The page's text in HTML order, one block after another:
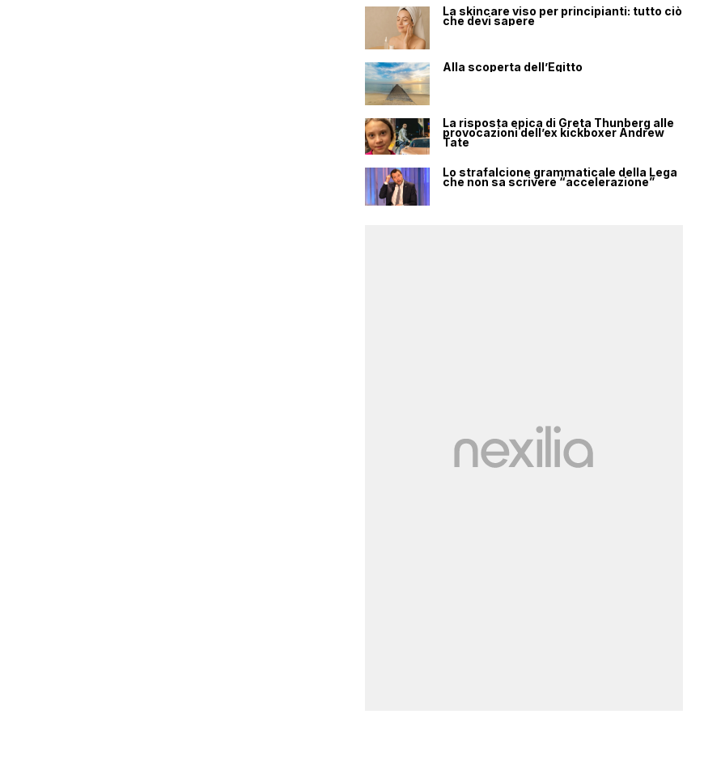
La skincare viso per principianti: tutto ciò
che devi sapere
Alla scoperta dell’Egitto
La risposta epica di Greta Thunberg alle
provocazioni dell’ex kickboxer Andrew
Tate
Lo strafalcione grammaticale della Lega
che non sa scrivere “accelerazione”